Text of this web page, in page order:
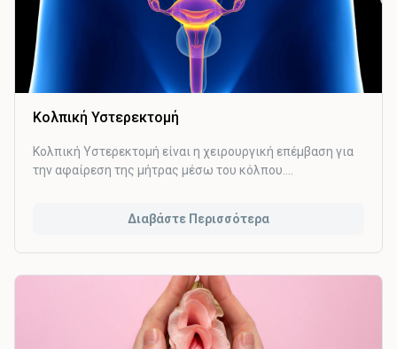
Κολπική Υστερεκτομή
Κολπική Υστερεκτομή είναι η χειρουργική επέμβαση για
την αφαίρεση της μήτρας μέσω του κόλπου.
άλλων μεθόδων αφαίρεσης της μήτρας.
Διαβάστε Περισσότερα